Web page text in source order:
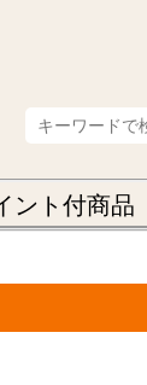
ント付商品